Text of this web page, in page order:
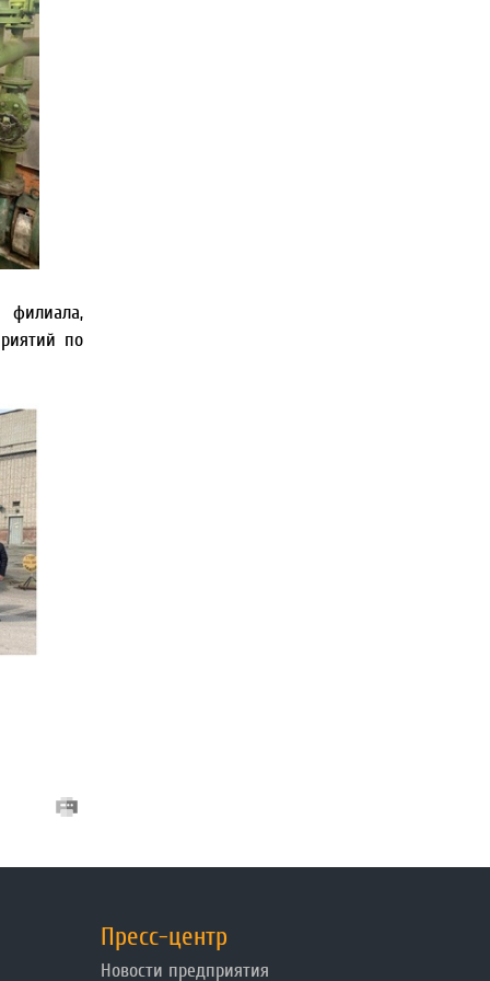
филиала,
по
Пресс-центр
Новости предприятия